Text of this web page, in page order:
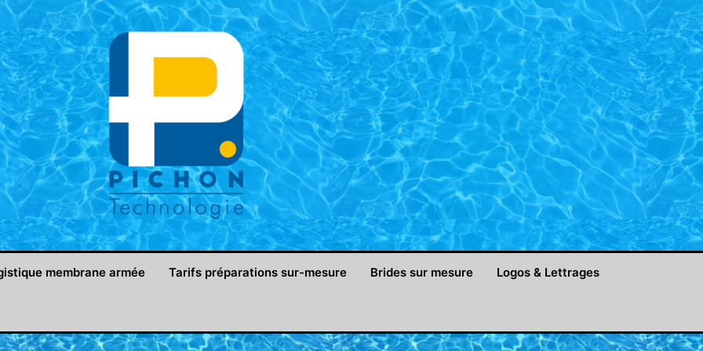
membrane armée Tarifs préparations sur-mesure Brides sur mesure Logos & Lettrages